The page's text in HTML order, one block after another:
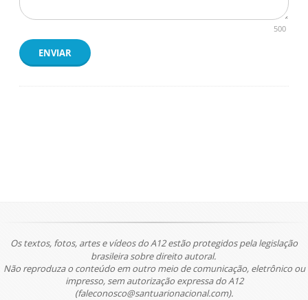
500
ENVIAR
Os textos, fotos, artes e vídeos do A12 estão protegidos pela legislação
brasileira sobre direito autoral.
Não reproduza o conteúdo em outro meio de comunicação, eletrônico ou
impresso, sem autorização expressa do A12
(faleconosco@santuarionacional.com).